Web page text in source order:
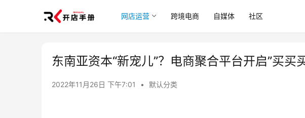
网店运营 跨境电商 自媒体 社区
东南亚资本“新宠儿”？电商聚合平台开启”买买
2022年11月26日 下午7:01 • 默认分类